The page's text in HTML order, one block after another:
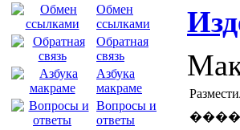
Обмен
ссылками
Обратная
связь
Азбука
макраме
Вопросы и
ответы